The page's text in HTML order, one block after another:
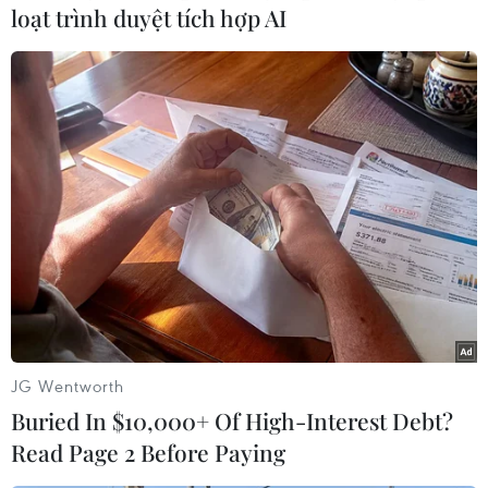
dịp Tết. Cách làm giò xào không hề khó mà lại
nhanh.
3. Giò hoa, giò nụ
loạt trình duyệt tích hợp AI
JG Wentworth
Buried In $10,000+ Of High-Interest Debt?
Read Page 2 Before Paying